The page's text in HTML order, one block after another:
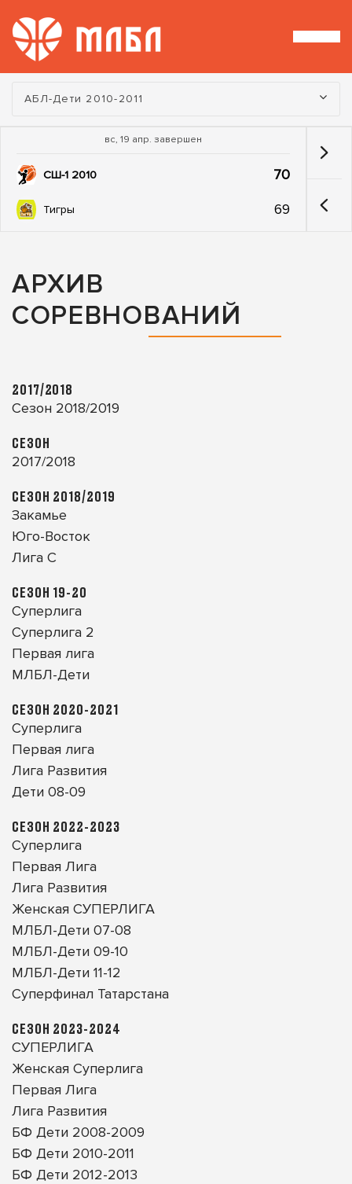
Турнир:
АБЛ-Дети 2010-2011
вс, 19 апр. завершен
СШ-1 2010 70
Тигры 69
АРХИВ
СОРЕВНОВАНИЙ
2017/2018
Сезон 2018/2019
СЕЗОН
2017/2018
СЕЗОН 2018/2019
Закамье
Юго-Восток
Лига С
СЕЗОН 19-20
Суперлига
Суперлига 2
Первая лига
МЛБЛ-Дети
СЕЗОН 2020-2021
Суперлига
Первая лига
Лига Развития
Дети 08-09
СЕЗОН 2022-2023
Суперлига
Первая Лига
Лига Развития
Женская СУПЕРЛИГА
МЛБЛ-Дети 07-08
МЛБЛ-Дети 09-10
МЛБЛ-Дети 11-12
Суперфинал Татарстана
СЕЗОН 2023-2024
СУПЕРЛИГА
Женская Суперлига
Первая Лига
Лига Развития
БФ Дети 2008-2009
БФ Дети 2010-2011
БФ Дети 2012-2013